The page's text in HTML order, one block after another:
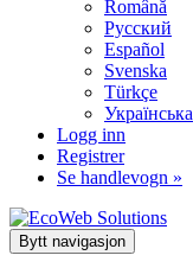
Română
Русский
Español
Svenska
Türkçe
Українська
Logg inn
Registrer
Se handlevogn »
Bytt navigasjon